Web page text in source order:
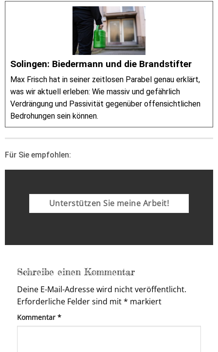
Solingen: Biedermann und die Brandstifter
Max Frisch hat in seiner zeitlosen Parabel genau erklärt,
was wir aktuell erleben: Wie massiv und gefährlich
Verdrängung und Passivität gegenüber offensichtlichen
Bedrohungen sein können.
Für Sie empfohlen:
Unterstützen Sie meine Arbeit!
Schreibe einen Kommentar
Deine E-Mail-Adresse wird nicht veröffentlicht.
Erforderliche Felder sind mit* markiert
Kommentar *